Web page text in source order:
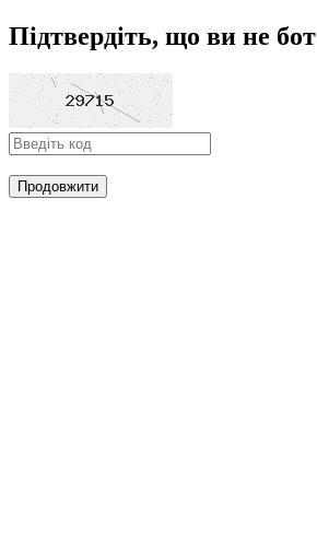
Підтвердіть, що ви не бот
Продовжити